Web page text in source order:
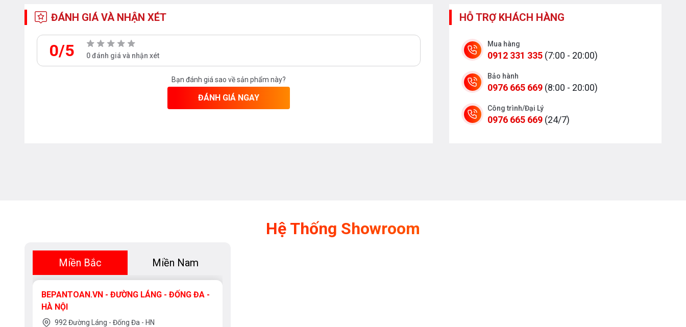
ĐÁNH GIÁ VÀ NHẬN XÉT
0/5 0 đánh giá và nhận xét
Bạn đánh giá sao về sản phẩm này?
ĐÁNH GIÁ NGAY
HỖ TRỢ KHÁCH HÀNG
Mua hàng
0912 331 335 (7:00 - 20:00)
Bảo hành
0976 665 669 (8:00 - 20:00)
Công trình/Đại Lý
0976 665 669 (24/7)
Hệ Thống Showroom
Miền Bắc Miền Nam
BEPANTOAN.VN - ĐƯỜNG LÁNG - ĐỐNG ĐA -
HÀ NỘI
992 Đường Láng - Đống Đa - HN